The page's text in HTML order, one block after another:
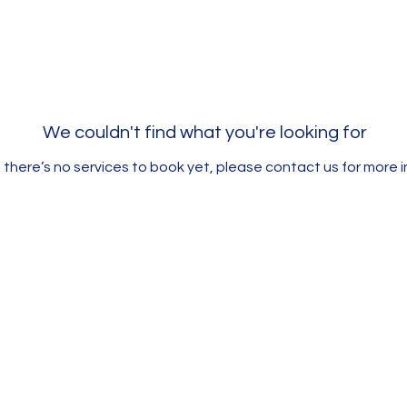
We couldn't find what you're looking for
there’s no services to book yet, please contact us for more